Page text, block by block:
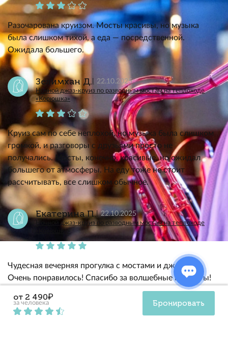
Разочарована круизом. Мосты красивы, но музыка
была слишком тихой, а еда — посредственной.
Ожидала большего.
Зелимхан Д. 22.10.2025
Ночной джаз-круиз по разводным мостам на теплоходе
«Корюшка»
Круиз сам по себе неплохой, но музыка была слишком
громкой, и разговоры с друзьями просто не
получались. Мосты, конечно, красивые, но ожидал
большего от атмосферы. На еду тоже не стоит
рассчитывать, все слишком обычное.
Екатерина П. 22.10.2025
Ночной джаз-круиз по разводным мостам на теплоходе
Чудесная вечерняя прогулка с мостами и джазом.
Очень понравилось! Спасибо за волшебные моменты!
Ольга Л.
от 2 490₽
за человека Бронировать